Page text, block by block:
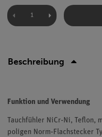
Beschreibung
Funktion und Verwendung
Tauchfühler NiCr-Ni, Teflon,
poligen Norm-Flachstecker